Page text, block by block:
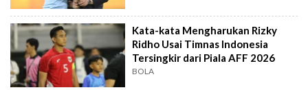
Kata-kata Mengharukan Rizky
Ridho Usai Timnas Indonesia
Tersingkir dari Piala AFF 2026
BOLA